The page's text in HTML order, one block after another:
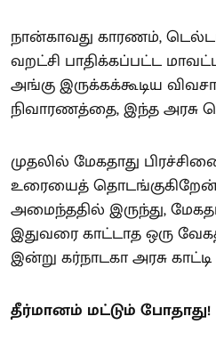
நான்காவது காரணம்,
வறட்சி பாதிக்கப்பட்ட
அங்கு இருக்கக்கூடிய
நிவாரணத்தை, இந்த அரசு
முதலில் மேகதாது
உரையைத் தொடங்குகிறேன்.
அமைந்ததில் இருந்து,
இதுவரை காட்டாத ஒரு
இன்று கர்நாடகா அரசு காட்டி
தீர்மானம் மட்டும் போதாது!